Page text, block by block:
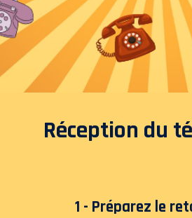
Réception du
1 - Préparez le